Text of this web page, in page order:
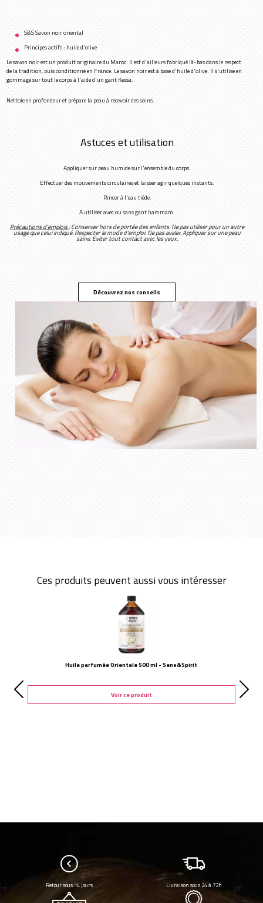
S&S Savon noir oriental
Principes actifs : huile d'olive
Le savon noir est un produit originaire du Maroc. Il est d'ailleurs fabriqué là-bas dans le respect
de la tradition, puis conditionné en France. Le savon noir est à base d'huile d'olive. Il s'utilise en
gommage sur tout le corps à l'aide d'un gant Kessa.
Nettoie en profondeur et prépare la peau à recevoir des soins.
Astuces et utilisation
Appliquer sur peau humide sur l'ensemble du corps.
Effectuer des mouvements circulaires et laisser agir quelques instants.
Rincer à l'eau tiède.
A utiliser avec ou sans gant hammam.
Précautions d'emplois: Conserver hors de portée des enfants. Ne pas utiliser pour un autre
usage que celui indiqué. Respecter le mode d'emploi. Ne pas avaler. Appliquer sur une peau
saine. Eviter tout contact avec les yeux.
Découvrez nos conseils
Ces produits peuvent aussi vous intéresser
Huile parfumée Orientale 500 ml - Sens&Spirit
Voir ce produit
Retour sous 14 jours Livraison sous 24 à 72h